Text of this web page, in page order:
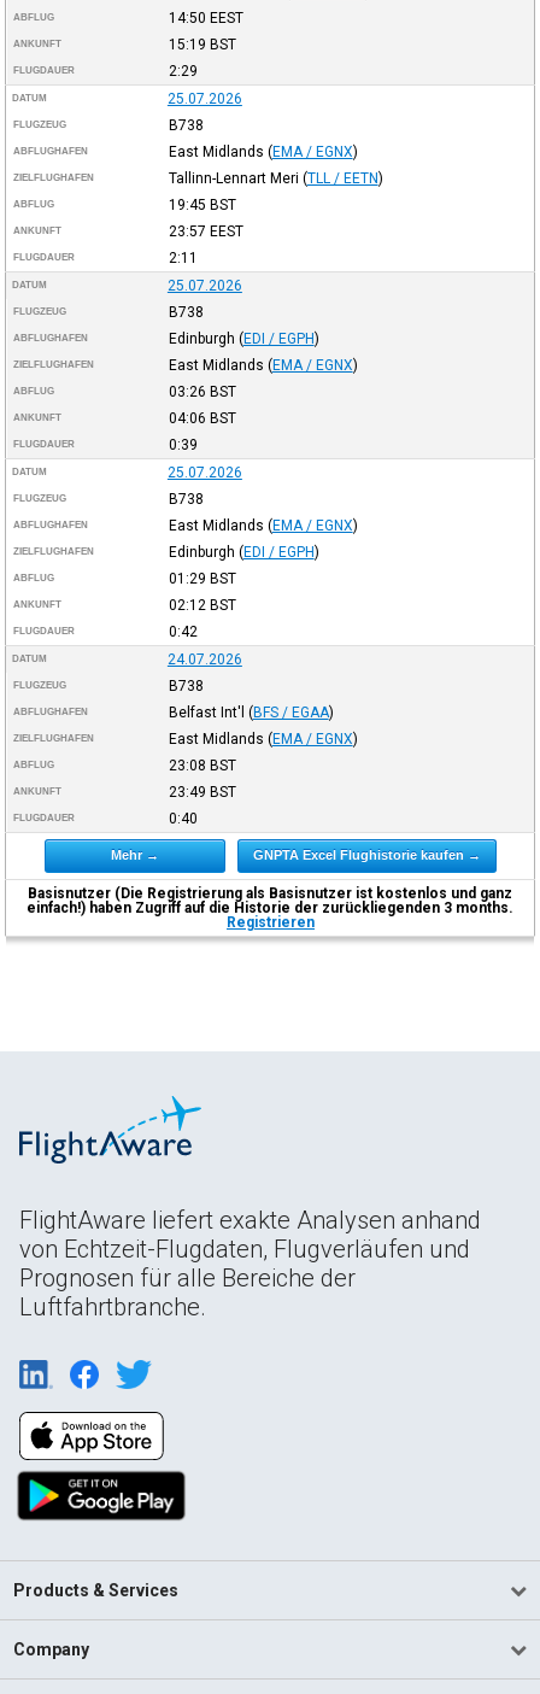
ABFLUG 14:50 EEST
ANKUNFT 15:19 BST
FLUGDAUER 2:29
DATUM 25.07.2026
FLUGZEUG B738
ABFLUGHAFEN East Midlands (EMA / EGNX)
ZIELFLUGHAFEN Tallinn-Lennart Meri (TLL / EETN)
ABFLUG 19:45 BST
ANKUNFT 23:57 EEST
FLUGDAUER 2:11
DATUM 25.07.2026
FLUGZEUG B738
ABFLUGHAFEN Edinburgh (EDI / EGPH)
ZIELFLUGHAFEN East Midlands (EMA / EGNX)
ABFLUG 03:26 BST
ANKUNFT 04:06 BST
FLUGDAUER 0:39
DATUM 25.07.2026
FLUGZEUG B738
ABFLUGHAFEN East Midlands (EMA / EGNX)
ZIELFLUGHAFEN Edinburgh (EDI / EGPH)
ABFLUG 01:29 BST
ANKUNFT 02:12 BST
FLUGDAUER 0:42
DATUM 24.07.2026
FLUGZEUG B738
ABFLUGHAFEN Belfast Int'l (BFS / EGAA)
ZIELFLUGHAFEN East Midlands (EMA / EGNX)
ABFLUG 23:08 BST
ANKUNFT 23:49 BST
FLUGDAUER 0:40
Mehr → GNPTA Excel Flughistorie kaufen →
Basisnutzer (Die Registrierung als Basisnutzer ist kostenlos und ganz
einfach!) haben Zugriff auf die Historie der zurückliegenden 3 months.
Registrieren
FlightAware liefert exakte Analysen anhand
von Echtzeit-Flugdaten, Flugverläufen und
Prognosen für alle Bereiche der
Luftfahrtbranche.
Products & Services
Company